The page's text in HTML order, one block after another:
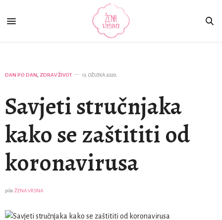
DAN PO DAN, ZDRAV ŽIVOT 13. OŽUJKA 2020.
Savjeti stručnjaka
kako se zaštititi od
koronavirusa
piše ŽENA VRSNA